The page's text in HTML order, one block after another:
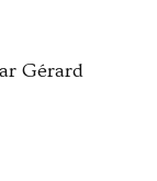
Gérard